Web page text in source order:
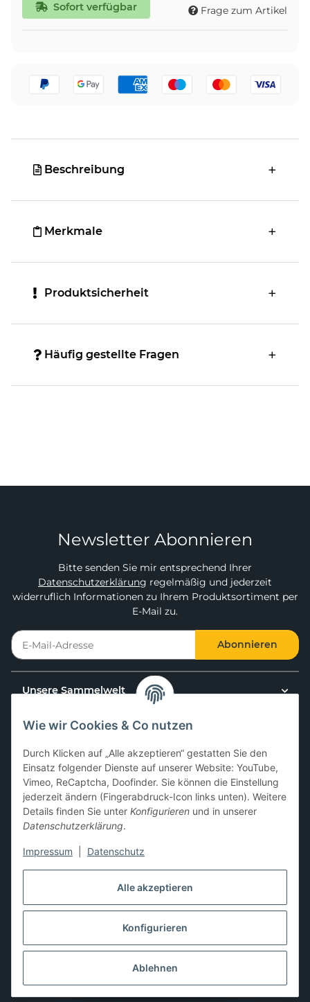
Alle akzeptieren
Konfigurieren
Ablehnen
Wie wir Cookies & Co nutzen
Durch Klicken auf „Alle akzeptieren“ gestatten Sie den
Einsatz folgender Dienste auf unserer Website: YouTube,
Vimeo, ReCaptcha, Doofinder. Sie können die Einstellung
jederzeit ändern (Fingerabdruck-Icon links unten). Weitere
Details finden Sie unter Konfigurieren und in unserer
Datenschutzerklärung.
Impressum Datenschutz
Sofort verfügbar Frage zum Artikel
Beschreibung
Merkmale
Produktsicherheit
Häufig gestellte Fragen
Newsletter Abonnieren
Bitte senden Sie mir entsprechend Ihrer
Datenschutzerklärung regelmäßig und jederzeit
widerruflich Informationen zu Ihrem Produktsortiment per
E-Mail zu.
Abonnieren
Unsere Sammelwelt
Kundenservice
News & Aktionen
Gesetzliche Informationen
Hier kannst du uns folgen:
* Alle Preise zzgl. gesetzlicher USt., zzgl.Versand
** Differenzbesteuerung gemäß § 25a UStG,